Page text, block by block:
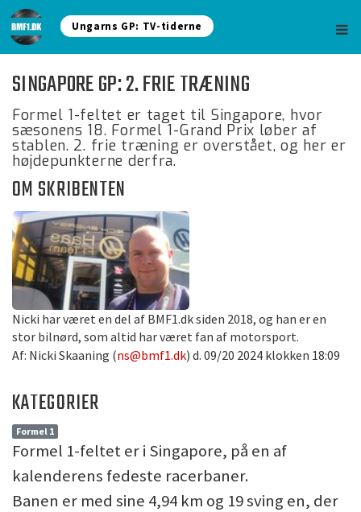
Ungarns GP: TV-tiderne
SINGAPORE GP: 2. FRIE TRÆNING
Formel 1-feltet er taget til Singapore, hvor
sæsonens 18. Formel 1-Grand Prix løber af
stablen. 2. frie træning er overstået, og her er
højdepunkterne derfra.
OM SKRIBENTEN
Nicki har været en del af BMF1.dk siden 2018, og han er en
stor bilnørd, som altid har været fan af motorsport.
Af: Nicki Skaaning (ns@bmf1.dk) d. 09/20 2024 klokken 18:09
KATEGORIER
Formel 1
Formel 1-feltet er i Singapore, på en af
kalenderens fedeste racerbaner.
Banen er med sine 4,94 km og 19 sving en, der